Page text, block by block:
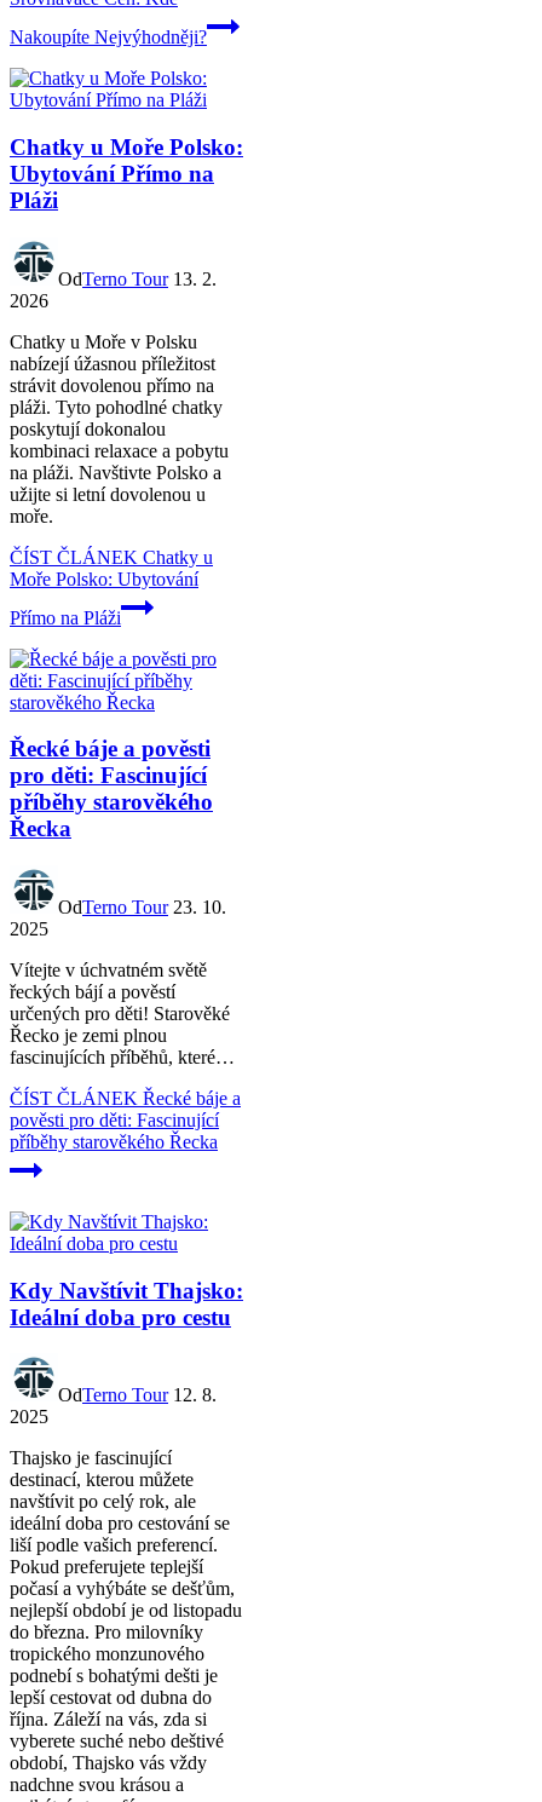
Nakoupíte Nejvýhodněji?
Chatky u Moře Polsko:
Ubytování Přímo na
Pláži
OdTerno Tour 13. 2.
2026
Chatky u Moře v Polsku
nabízejí úžasnou příležitost
strávit dovolenou přímo na
pláži. Tyto pohodlné chatky
poskytují dokonalou
kombinaci relaxace a pobytu
na pláži. Navštivte Polsko a
užijte si letní dovolenou u
moře.
ČÍST ČLÁNEK Chatky u
Moře Polsko: Ubytování
Přímo na Pláži
Řecké báje a pověsti
pro děti: Fascinující
příběhy starověkého
Řecka
OdTerno Tour 23. 10.
2025
Vítejte v úchvatném světě
řeckých bájí a pověstí
určených pro děti! Starověké
Řecko je zemi plnou
fascinujících příběhů, které…
ČÍST ČLÁNEK Řecké báje a
pověsti pro děti: Fascinující
příběhy starověkého Řecka
Kdy Navštívit Thajsko:
Ideální doba pro cestu
OdTerno Tour 12. 8.
2025
Thajsko je fascinující
destinací, kterou můžete
navštívit po celý rok, ale
ideální doba pro cestování se
liší podle vašich preferencí.
Pokud preferujete teplejší
počasí a vyhýbáte se dešťům,
nejlepší období je od listopadu
do března. Pro milovníky
tropického monzunového
podnebí s bohatými dešti je
lepší cestovat od dubna do
října. Záleží na vás, zda si
vyberete suché nebo deštivé
období, Thajsko vás vždy
nadchne svou krásou a